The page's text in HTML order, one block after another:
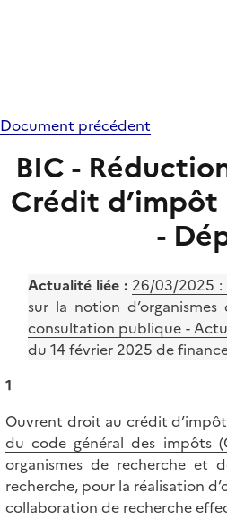
Document précédent
BIC -
Crédit
-
Actualité liée : 26/03/2025 :
sur la notion
consultation publique -
du 14 février 2025 de
1
Ouvrent droit au crédit
du code général des impôts
organismes de recherche et
recherche, pour la réalisation
collaboration de recherche